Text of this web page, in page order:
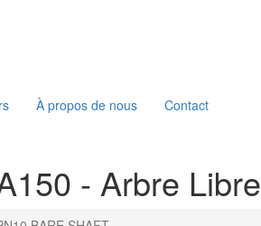
À propos de nous Contact
- Arbre Libre